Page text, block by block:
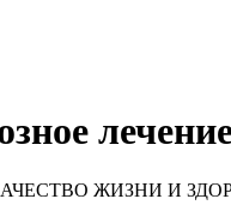
ЖИЗНИ И